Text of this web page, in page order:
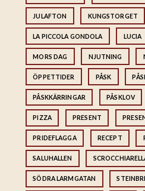
JULAFTON KUNGSTORGET
LA PICCOLA GONDOLA LUCIA
MORS DAG NJUTNING
ÖPPETTIDER PÅSK
PÅSKKÄRRINGAR PÅSKLOV
PIZZA PRESENT
PRIDEFLAGGA RECEPT
SALUHALLEN
SÖDRA LARMGATAN